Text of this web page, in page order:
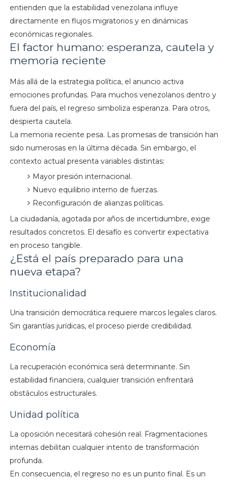
entienden que la estabilidad venezolana influye
directamente en flujos migratorios y en dinámicas
económicas regionales.
El factor humano: esperanza, cautela y
memoria reciente
Más allá de la estrategia política, el anuncio activa
emociones profundas. Para muchos venezolanos dentro y
fuera del país, el regreso simboliza esperanza. Para otros,
despierta cautela.
La memoria reciente pesa. Las promesas de transición han
sido numerosas en la última década. Sin embargo, el
contexto actual presenta variables distintas:
Mayor presión internacional.
Nuevo equilibrio interno de fuerzas.
Reconfiguración de alianzas políticas.
La ciudadanía, agotada por años de incertidumbre, exige
resultados concretos. El desafío es convertir expectativa
en proceso tangible.
¿Está el país preparado para una
nueva etapa?
Institucionalidad
Una transición democrática requiere marcos legales claros.
Sin garantías jurídicas, el proceso pierde credibilidad.
Economía
La recuperación económica será determinante. Sin
estabilidad financiera, cualquier transición enfrentará
obstáculos estructurales.
Unidad política
La oposición necesitará cohesión real. Fragmentaciones
internas debilitan cualquier intento de transformación
profunda.
En consecuencia, el regreso no es un punto final. Es un